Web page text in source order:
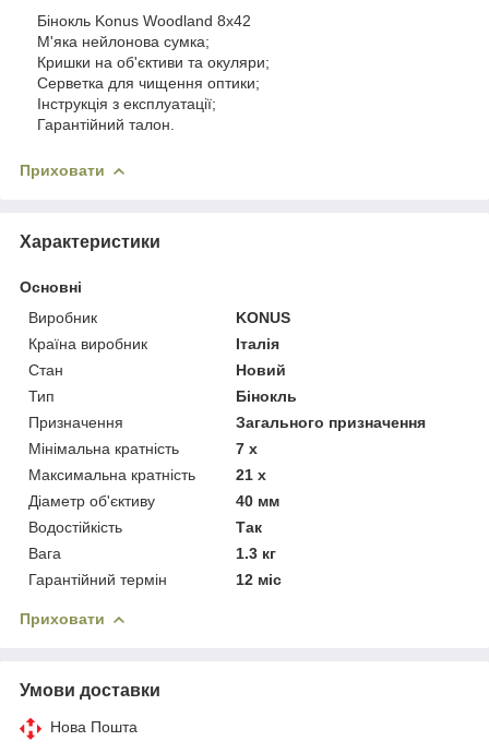
Бінокль Konus Woodland 8x42
М'яка нейлонова сумка;
Кришки на об'єктиви та окуляри;
Серветка для чищення оптики;
Інструкція з експлуатації;
Гарантійний талон.
Приховати
Характеристики
Основні
Виробник
KONUS
Країна виробник
Італія
Стан
Новий
Тип
Бінокль
Призначення
Загального призначення
Мінімальна кратність
7 х
Максимальна кратність
21 х
Діаметр об'єктиву
40 мм
Водостійкість
Так
Вага
1.3 кг
Гарантійний термін
12 міс
Приховати
Умови доставки
Нова Пошта